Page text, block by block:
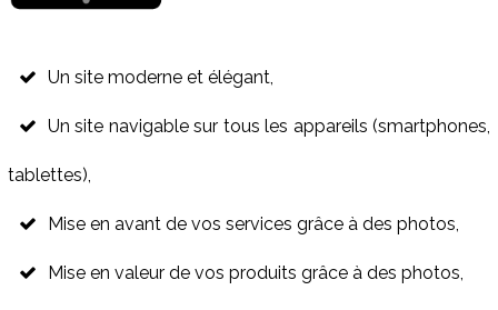
Un site moderne et élégant,
Un site navigable sur tous les appareils (smartphones,
tablettes),
Mise en avant de vos services grâce à des photos,
Mise en valeur de vos produits grâce à des photos,